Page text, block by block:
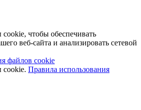
чтобы обеспечивать
веб-сайта и анализировать сетевой
файлов cookie
Правила использования